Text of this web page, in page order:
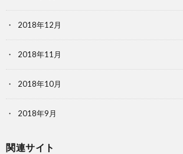
2018年12月
2018年11月
2018年10月
2018年9月
関連サイト